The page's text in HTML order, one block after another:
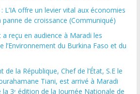
L’IA offre un levier vital aux économies
de croissance (Communiqué)
a reçu en audience à Maradi les
l’Environnement du Burkina Faso et du
de la République, Chef de l’État, S.E le
Tiani, est arrivé à Maradi
3ᵉ édition de la Journée Nationale de